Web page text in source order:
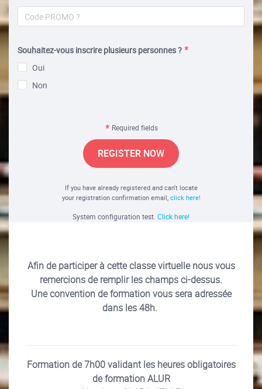
Souhaitez-vous inscrire plusieurs personnes ?
Oui
Non
Required fields
REGISTER NOW
If you have already registered and can't locate
your registration confirmation email, click here!
System configuration test. Click here!
Afin de participer à cette classe virtuelle nous vous
remercions de remplir les champs ci-dessus.
Une convention de formation vous sera adressée
dans les 48h.
Formation de 7h00 validant les heures obligatoires
de formation ALUR